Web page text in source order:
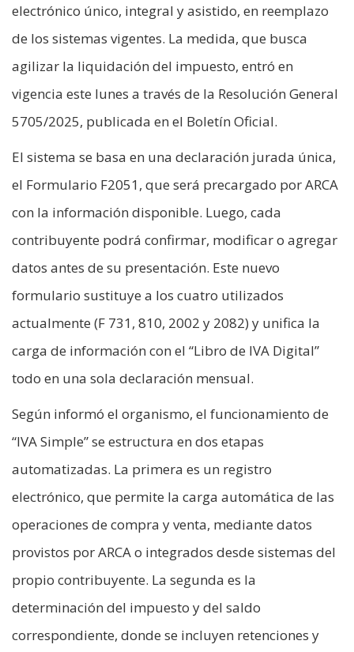
electrónico único, integral y asistido, en reemplazo
de los sistemas vigentes. La medida, que busca
agilizar la liquidación del impuesto, entró en
vigencia este lunes a través de la Resolución General
5705/2025, publicada en el Boletín Oficial.
El sistema se basa en una declaración jurada única,
el Formulario F2051, que será precargado por ARCA
con la información disponible. Luego, cada
contribuyente podrá confirmar, modificar o agregar
datos antes de su presentación. Este nuevo
formulario sustituye a los cuatro utilizados
actualmente (F 731, 810, 2002 y 2082) y unifica la
carga de información con el “Libro de IVA Digital”
todo en una sola declaración mensual.
Según informó el organismo, el funcionamiento de
“IVA Simple” se estructura en dos etapas
automatizadas. La primera es un registro
electrónico, que permite la carga automática de las
operaciones de compra y venta, mediante datos
provistos por ARCA o integrados desde sistemas del
propio contribuyente. La segunda es la
determinación del impuesto y del saldo
correspondiente, donde se incluyen retenciones y